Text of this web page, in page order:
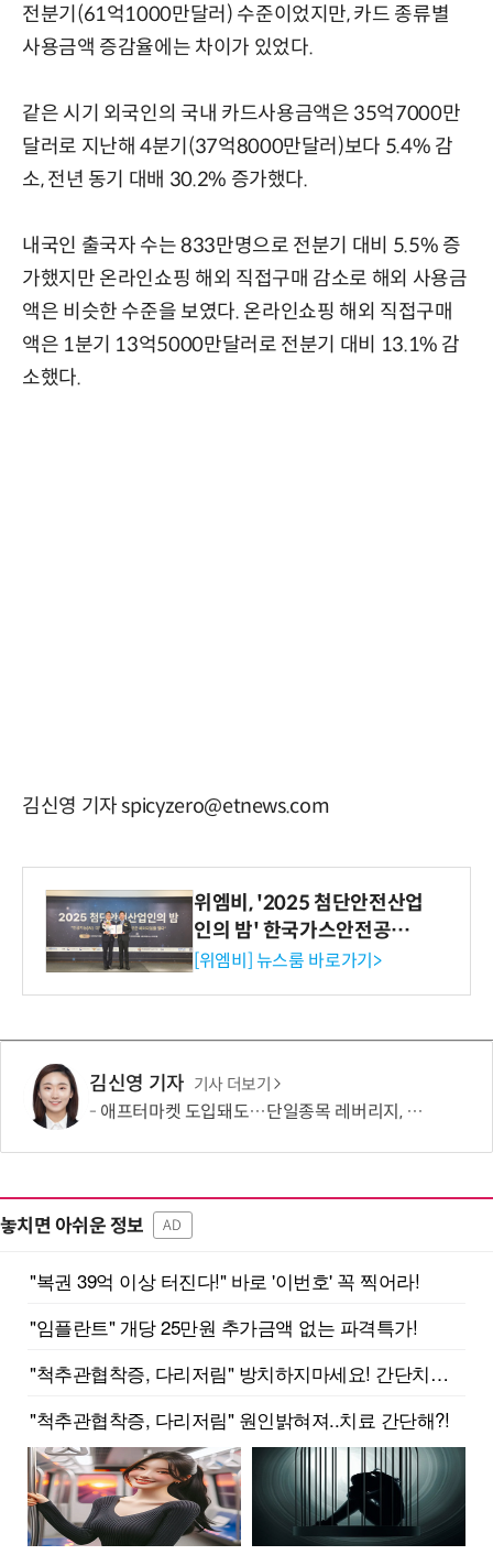
전분기(61억1000만달러) 수준이었지만, 카드 종류별
사용금액 증감율에는 차이가 있었다.
같은 시기 외국인의 국내 카드사용금액은 35억7000만
달러로 지난해 4분기(37억8000만달러)보다 5.4% 감
소, 전년 동기 대배 30.2% 증가했다.
내국인 출국자 수는 833만명으로 전분기 대비 5.5% 증
가했지만 온라인쇼핑 해외 직접구매 감소로 해외 사용금
액은 비슷한 수준을 보였다. 온라인쇼핑 해외 직접구매
액은 1분기 13억5000만달러로 전분기 대비 13.1% 감
소했다.
김신영 기자 spicyzero@etnews.com
위엠비, '2025 첨단안전산업
인의 밤' 한국가스안전공사
사장상 수상
[위엠비] 뉴스룸 바로가기>
김신영 기자 기사 더보기
애프터마켓 도입돼도…단일종목 레버리지, 거래 가능성 희박
놓치면 아쉬운 정보 AD